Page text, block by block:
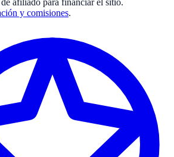
de afiliado para financiar el sitio.
y comisiones.